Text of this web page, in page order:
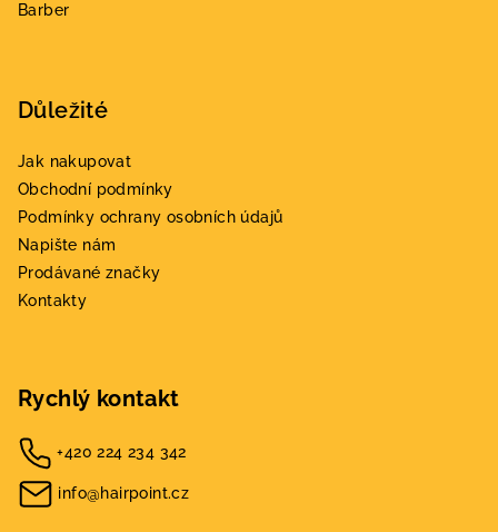
Barber
Důležité
Jak nakupovat
Obchodní podmínky
Podmínky ochrany osobních údajů
Napište nám
Prodávané značky
Kontakty
Rychlý kontakt
+420 224 234 342
info@hairpoint.cz